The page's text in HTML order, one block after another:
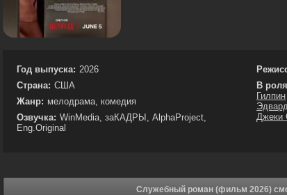
Год выпуска: 2026
Страна: США
Жанр: мелодрама, комедия
Озвучка: WinMedia, заКАДРЫ, AlphaProject,
Eng.Original
В
Гилпин
Джеки
Служебный роман (фильм 2026)